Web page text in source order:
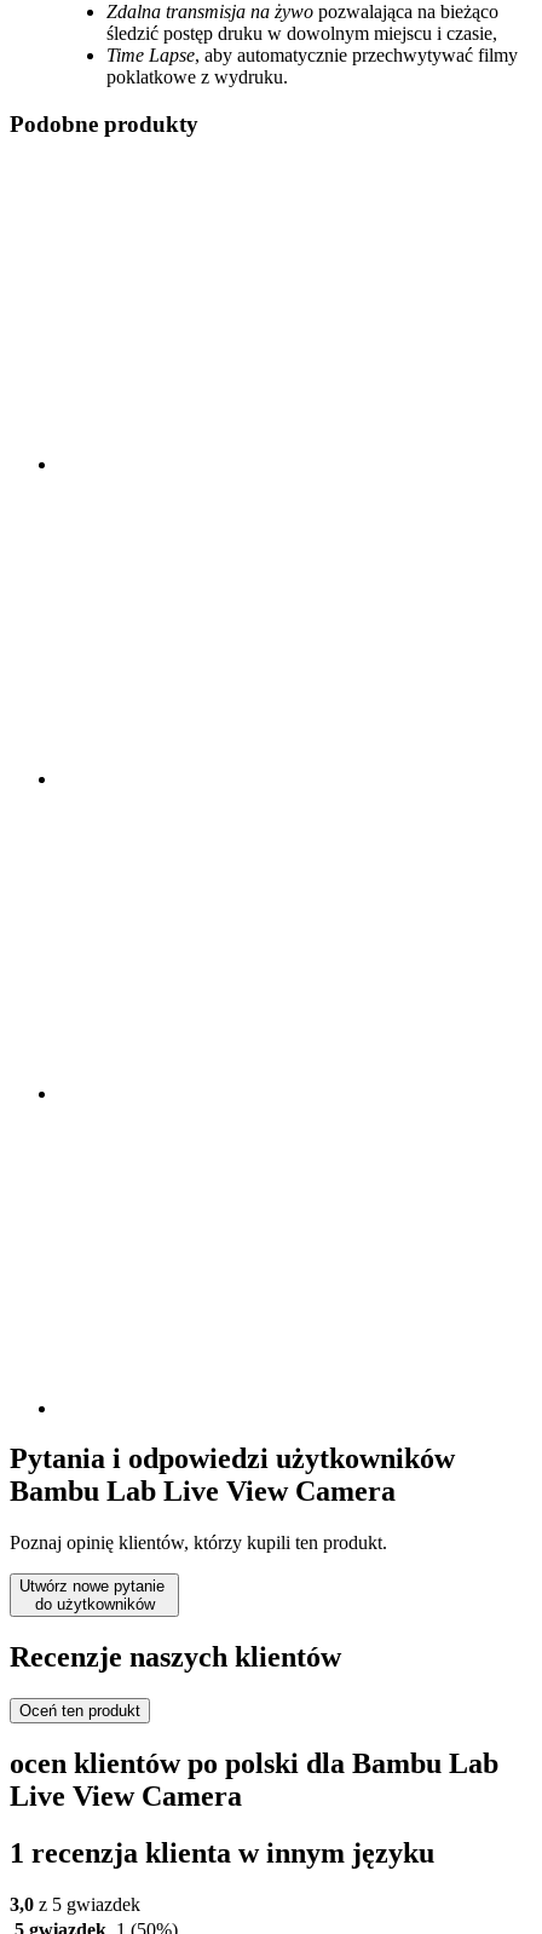
Zdalna transmisja na żywo pozwalająca na bieżąco
śledzić postęp druku w dowolnym miejscu i czasie,
Time Lapse, aby automatycznie przechwytywać filmy
poklatkowe z wydruku.
Podobne produkty
Pytania i odpowiedzi użytkowników
Bambu Lab Live View Camera
Poznaj opinię klientów, którzy kupili ten produkt.
Utwórz nowe pytanie
do użytkowników
Recenzje naszych klientów
Oceń ten produkt
ocen klientów po polski dla Bambu Lab
Live View Camera
1 recenzja klienta w innym języku
3,0 z 5 gwiazdek
5 gwiazdek 1 (50%)